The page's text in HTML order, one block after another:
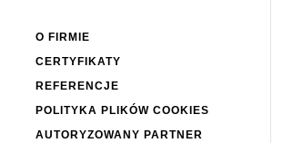
O FIRMIE
CERTYFIKATY
REFERENCJE
POLITYKA PLIKÓW COOKIES
AUTORYZOWANY PARTNER